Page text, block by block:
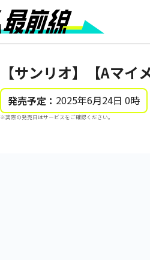
【サンリオ】【Aマ
発売予定： 2025年6月24日 0時
※実際の発売日はサービスをご確認ください。